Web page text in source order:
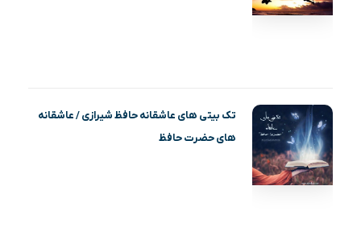
تک بیتی های عاشقانه حافظ شیرازی / عاشقانه
های حضرت حافظ